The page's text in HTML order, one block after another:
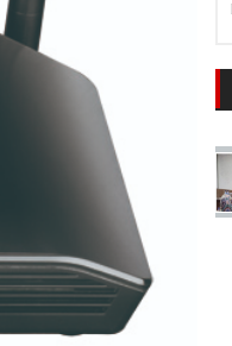
22 Dec, 2017